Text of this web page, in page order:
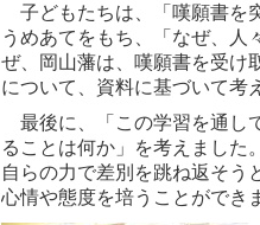
子どもたちは、「嘆願書を
うめあてをもち、「なぜ、人
ぜ、岡山藩は、嘆願書を受け
について、資料に基づいて考
最後に、「この学習を通し
ることは何か」を考えました
自らの力で差別を跳ね返そう
心情や態度を培うことができ